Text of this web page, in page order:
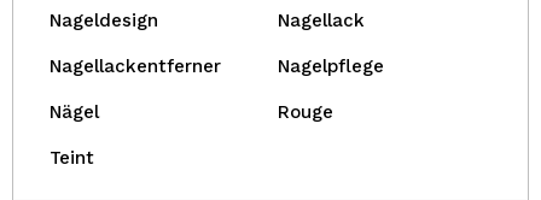
Nageldesign Nagellack
Nagellackentferner Nagelpflege
Nägel Rouge
Teint